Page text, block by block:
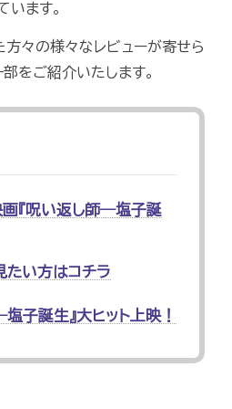
います。
方々の様々なレビューが寄せら
をご紹介いたします。
『呪い返し師―塩子誕
たい方はコチラ
子誕生』大ヒット上映！